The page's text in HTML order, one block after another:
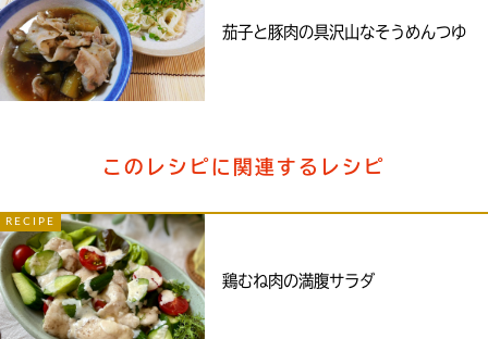
茄子と豚肉の具沢山なそうめんつゆ
このレシピに関連するレシピ
RECIPE
鶏むね肉の満腹サラダ